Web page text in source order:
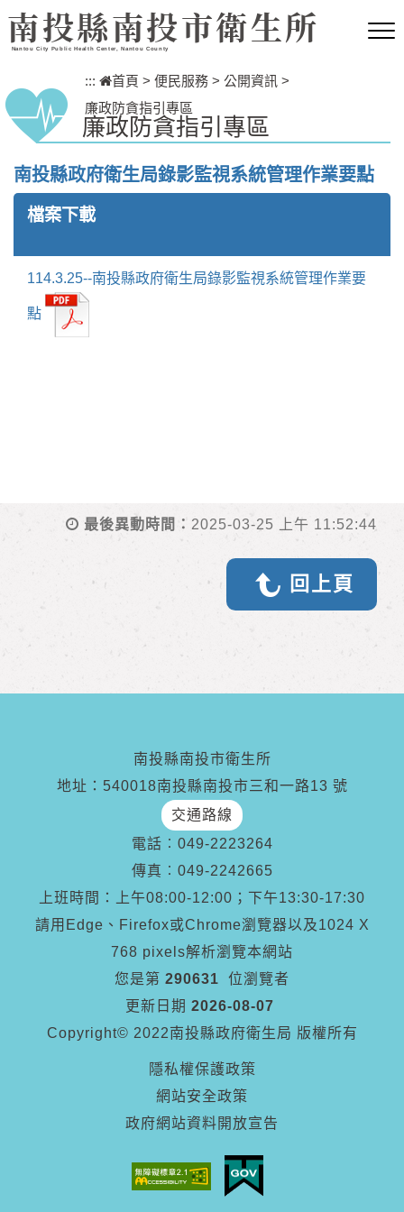
跳到主要內容區塊
南投縣南投市衛生所
Nantou City Public Health Center, Nantou County
::: 首頁 > 便民服務 > 公開資訊 >
廉政防貪指引專區
廉政防貪指引專區
南投縣政府衛生局錄影監視系統管理作業要點
檔案下載
114.3.25--南投縣政府衛生局錄影監視系統管理作業要
點
最後異動時間： 2025-03-25 上午 11:52:44
回上頁
南投縣南投市衛生所
地址：540018南投縣南投市三和一路13 號
交通路線
電話︰ 049-2223264
傳真︰ 049-2242665
上班時間：上午08:00-12:00；下午13:30-17:30
請用Edge、Firefox或Chrome瀏覽器以及1024 X
768 pixels解析瀏覽本網站
您是第 290631
位瀏覽者
更新日期 2026-08-07
Copyright© 2022南投縣政府衛生局 版權所有
隱私權保護政策
網站安全政策
政府網站資料開放宣告